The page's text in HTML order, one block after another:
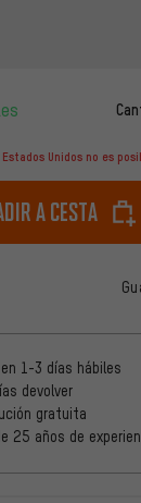
Unidos no es
a cesta
en 1-3 días hábiles
devolver
gratuita
25 años de